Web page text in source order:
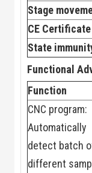
Stage
CE Certificate
State
Functional
Function
CNC program:
Automatically
detect batch
different